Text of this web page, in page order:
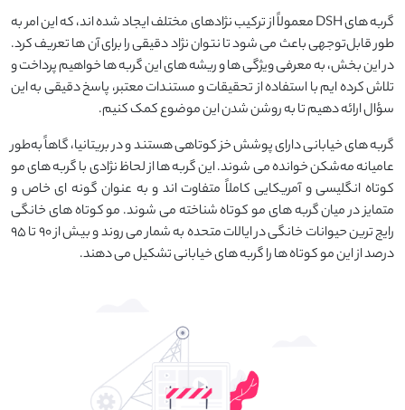
گربه‌ های DSH معمولاً از ترکیب نژادهای مختلف ایجاد شده ‌اند، که این امر به
‌طور قابل‌توجهی باعث می ‌شود تا نتوان نژاد دقیقی را برای آن ‌ها تعریف کرد.
در این بخش، به معرفی ویژگی ‌ها و ریشه‌ های این گربه ‌ها خواهیم پرداخت و
تلاش کرده ‌ایم با استفاده از تحقیقات و مستندات معتبر، پاسخ دقیقی به این
سؤال ارائه دهیم تا به روشن شدن این موضوع کمک کنیم.
گربه ‌های خیابانی دارای پوشش خز کوتاهی هستند و در بریتانیا، گاهاً به‌طور
عامیانه مه‌شکن خوانده می ‌شوند. این گربه‌ ها از لحاظ نژادی با گربه‌ های مو
کوتاه انگلیسی و آمریکایی کاملاً متفاوت‌ اند و به‌ عنوان گونه ‌ای خاص و
متمایز در میان گربه ‌های مو کوتاه شناخته می ‌شوند. مو کوتاه‌ های خانگی
رایج ‌ترین حیوانات خانگی در ایالات متحده به شمار می‌ روند و بیش از ۹۰ تا ۹۵
درصد از این مو کوتاه‌ ها را گربه‌ های خیابانی تشکیل می‌ دهند.